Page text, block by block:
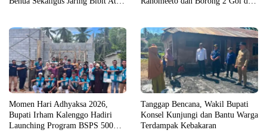
Momen Hari Adhyaksa 2026,
Bupati Irham Kalenggo Hadiri
Launching Program BSPS 500
Tanggap Bencana, Wakil Bupati
Konsel Kunjungi dan Bantu Warga
Terdampak Kebakaran